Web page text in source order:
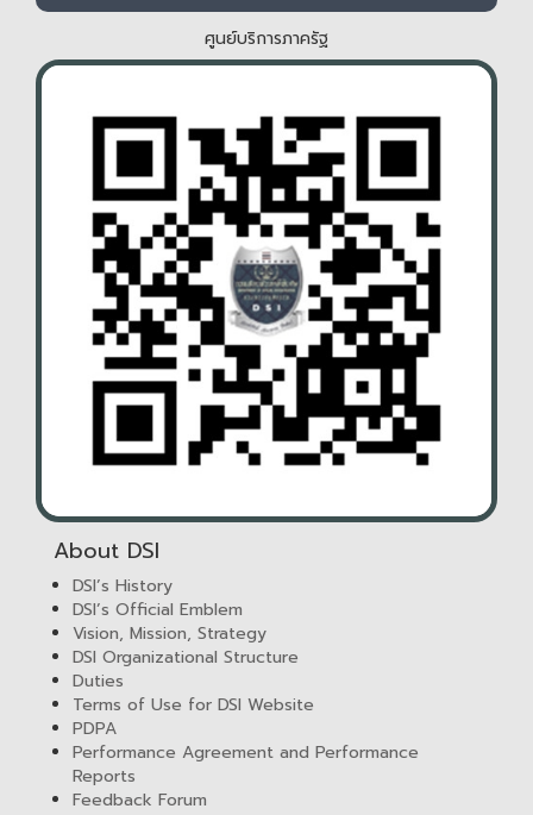
ศูนย์บริการภาครัฐ
About DSI
DSI’s History
DSI’s Official Emblem
Vision, Mission, Strategy
DSI Organizational Structure
Duties
Terms of Use for DSI Website
PDPA
Performance Agreement and Performance
Reports
Feedback Forum